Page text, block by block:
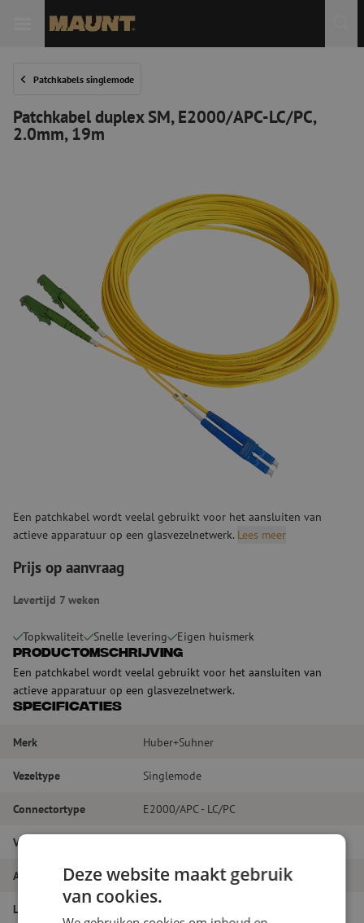
Patchkabels singlemode
Patchkabel duplex SM, E2000/APC-LC/PC,
2.0mm, 19m
Een patchkabel wordt veelal gebruikt voor het aansluiten van
actieve apparatuur op een glasvezelnetwerk. Lees meer
Prijs op aanvraag
Levertijd 7 weken
Topkwaliteit Snelle levering Eigen huismerk
Productomschrijving
Een patchkabel wordt veelal gebruikt voor het aansluiten van
actieve apparatuur op een glasvezelnetwerk.
Specificaties
Merk Huber+Suhner
Vezeltype Singlemode
Connectortype E2000/APC - LC/PC
Vezelsoort
Aantal vezels Duplex
Lengte
Deze website maakt gebruik
van cookies.